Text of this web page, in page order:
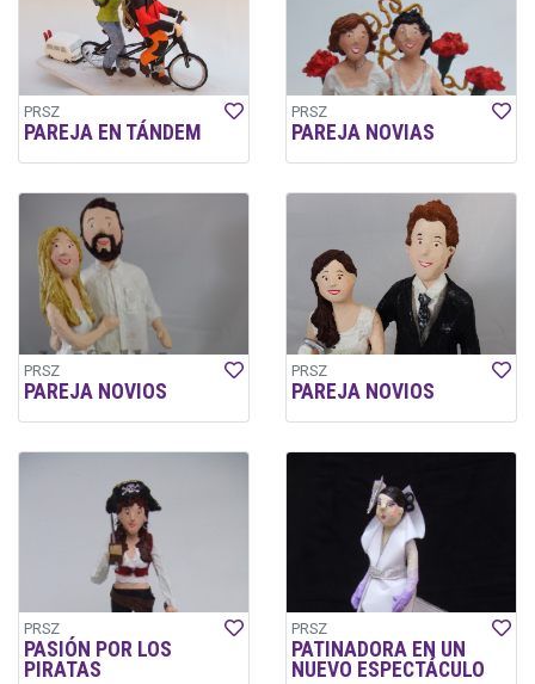
PRSZ
PAREJA EN TÁNDEM
PRSZ
PAREJA NOVIAS
PRSZ
PAREJA NOVIOS
PRSZ
PAREJA NOVIOS
PRSZ
PASIÓN POR LOS
PIRATAS
PRSZ
PATINADORA EN UN
NUEVO ESPECTÁCULO